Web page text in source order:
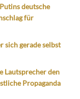
deutsche
für
sich gerade selbst
Lautsprecher den
Propaganda